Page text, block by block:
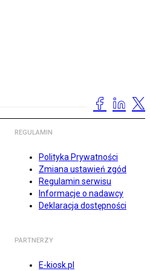
REGULAMIN
Polityka Prywatności
Zmiana ustawień zgód
Regulamin serwisu
Informacje o nadawcy
Deklaracja dostępności
PARTNERZY
E-kiosk.pl